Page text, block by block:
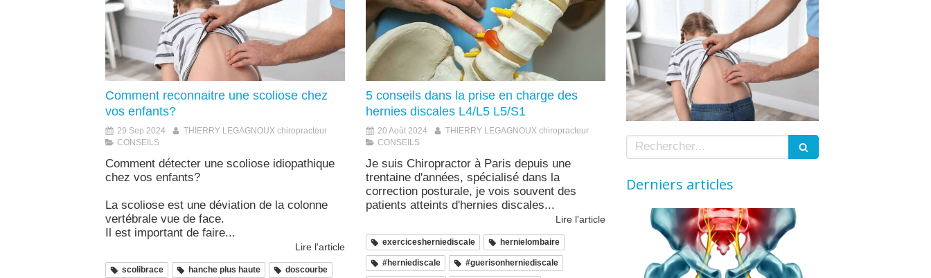
Comment reconnaitre une scoliose chez
vos enfants?
29 Sep 2024
THIERRY LEGAGNOUX chiropracteur
CONSEILS
Comment détecter une scoliose idiopathique
chez vos enfants?
La scoliose est une déviation de la colonne
vertébrale vue de face.
Il est important de faire...
Lire l'article
scolibrace hanche plus haute doscourbe
5 conseils dans la prise en charge des
hernies discales L4/L5 L5/S1
20 Août 2024
THIERRY LEGAGNOUX chiropracteur
CONSEILS
Je suis Chiropractor à Paris depuis une
trentaine d'années, spécialisé dans la
correction posturale, je vois souvent des
patients atteints d'hernies discales...
Lire l'article
exercicesherniediscale hernielombaire
#herniediscale #guerisonherniediscale
Rechercher
Derniers articles